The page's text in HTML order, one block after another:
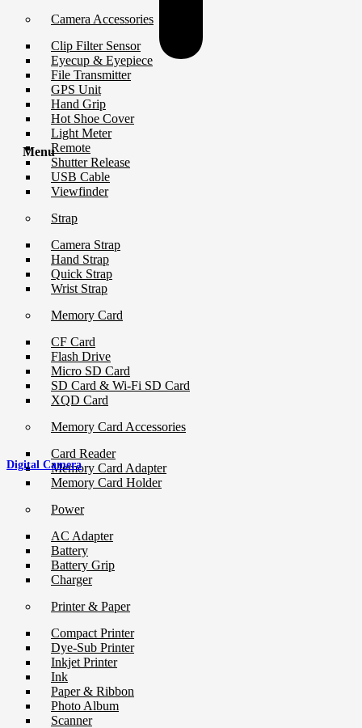
Camera Accessories
Clip Filter Sensor
Eyecup & Eyepiece
File Transmitter
GPS Unit
Hand Grip
Hot Shoe Cover
Light Meter
Remote
Shutter Release
USB Cable
Viewfinder
Strap
Camera Strap
Hand Strap
Quick Strap
Wrist Strap
Memory Card
CF Card
Flash Drive
Micro SD Card
SD Card & Wi-Fi SD Card
XQD Card
Memory Card Accessories
Card Reader
Memory Card Adapter
Memory Card Holder
Power
AC Adapter
Battery
Battery Grip
Charger
Printer & Paper
Compact Printer
Dye-Sub Printer
Inkjet Printer
Ink
Paper & Ribbon
Photo Album
Scanner
Menu
Digital Camera